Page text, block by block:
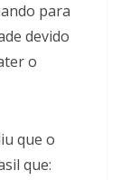
para
devido
o
que o
que: